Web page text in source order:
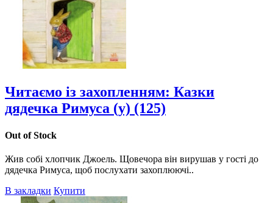
Читаємо із захопленням: Казки
дядечка Римуса (у) (125)
Out of Stock
Жив собі хлопчик Джоель. Щовечора він вирушав у гості до
дядечка Римуса, щоб послухати захоплюючі..
В закладки Купити